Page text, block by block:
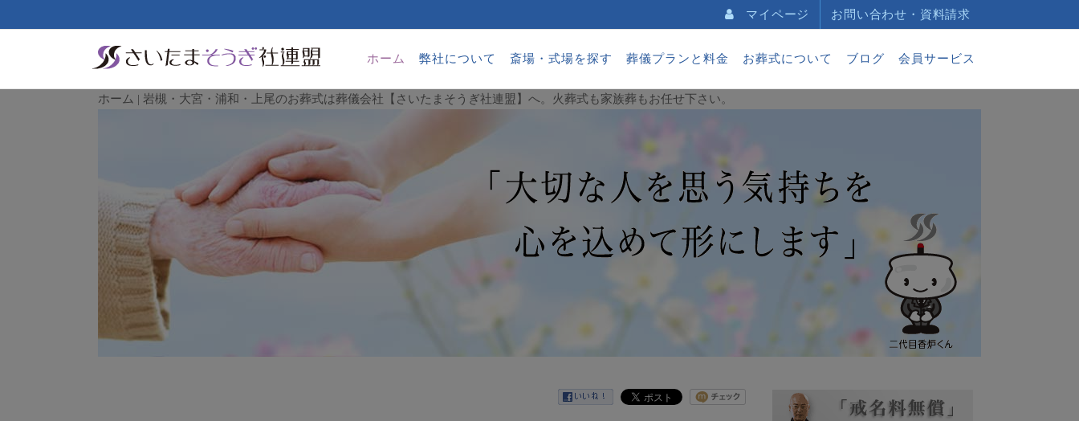
マイページ お問い合わせ・資料請求
ホーム 弊社について 斎場・式場を探す 葬儀プランと料金 お葬式について ブログ 会員サービス
ホーム | 岩槻・大宮・浦和・上尾のお葬式は葬儀会社【さいたまそうぎ社連盟】へ。火葬式も家族葬もお任せ下さい。